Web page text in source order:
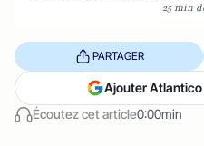
25 min
Écoutez cet article0:00min
PARTAGER
Ajouter Atlantico